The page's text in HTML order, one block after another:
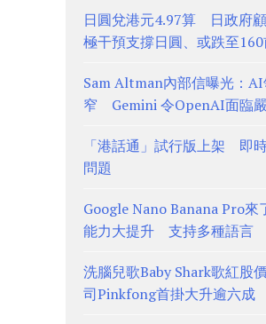
日圓兌港元4.97算 日政府
極干預支撐日圓、或跌至
Sam Altman內部信曝光：
窄 Gemini 令OpenAI面臨
「港話通」試行版上架 即
問題
Google Nano Banana Pro來
能力大提升 支持多種語言
洗腦兒歌Baby Shark歌紅股
司Pinkfong首掛大升逾六成